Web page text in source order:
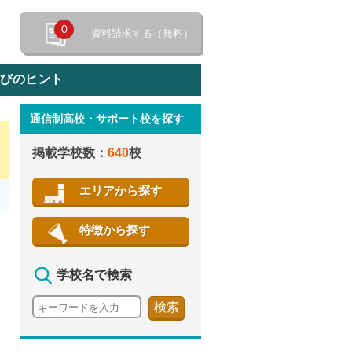
0 資料請求する（無料）
のヒント
通信制高校・サポート校を探す
掲載学校数： 640校
エリアから探す
特徴から探す
学校名で検索